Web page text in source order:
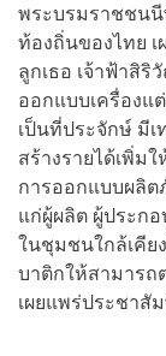
พระบรมราชชน
ท้องถิ่นของไทย เ
ลูกเธอ เจ้าฟ้าสิ
ออกแบบเครื่องแ
เป็นที่ประจักษ์ มี
สร้างรายได้เพิ่ม
การออกแบบผลิ
แก่ผู้ผลิต ผู้ประก
ในชุมชนใกล้เคี
บาติกให้สามารถ
เผยแพร่ประชาสั